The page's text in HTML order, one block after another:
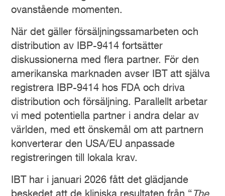
ovanstående momenten.
När det gäller försäljningssamarbeten och
distribution av IBP-9414 fortsätter
diskussionerna med flera partner. För den
amerikanska marknaden avser IBT att själva
registrera IBP-9414 hos FDA och driva
distribution och försäljning. Parallellt arbetar
vi med potentiella partner i andra delar av
världen, med ett önskemål om att partnern
konverterar den USA/EU anpassade
registreringen till lokala krav.
IBT har i januari 2026 fått det glädjande
beskedet att de kliniska resultaten från “ The